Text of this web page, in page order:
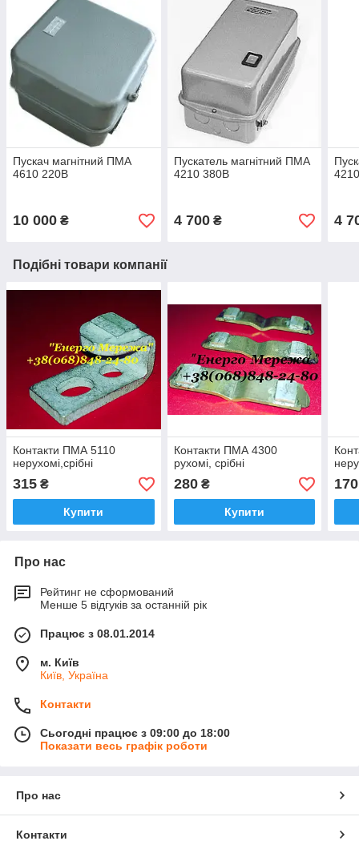
Пускач магнітний ПМА
4610 220В
10 000 ₴
Пускатель магнітний ПМА
4210 380В
4 700₴ 4
Подібні товари компанії
Контакти ПМА 5110
нерухомі,срібні
315 ₴
Купити
Контакти ПМА 4300
рухомі, срібні
280₴
Купити
170
Про нас
Рейтинг не сформований
Менше 5 відгуків за останній рік
Працює з 08.01.2014
м. Київ
Київ, Україна
Контакти
Сьогодні працює з 09:00 до 18:00
Показати весь графік роботи
Про нас
Контакти